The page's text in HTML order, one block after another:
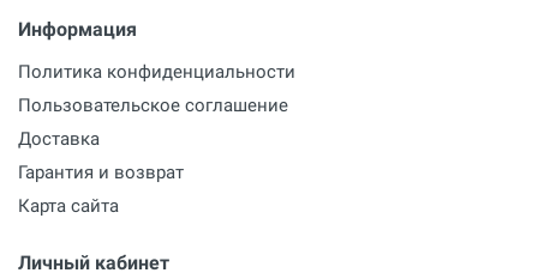
Информация
Политика конфиденциальности
Пользовательское соглашение
Доставка
Гарантия и возврат
Карта сайта
Личный кабинет